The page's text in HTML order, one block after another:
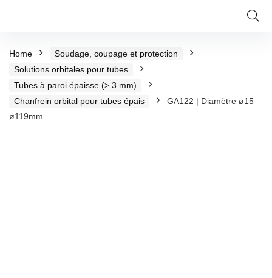
Home
Soudage, coupage et protection
Solutions orbitales pour tubes
Tubes à paroi épaisse (> 3 mm)
Chanfrein orbital pour tubes épais
GA122 | Diamètre ø15 –
ø119mm